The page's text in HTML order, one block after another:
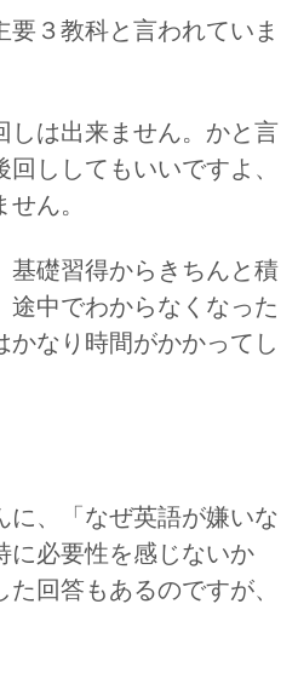
３教科と言われていま
しは出来ません。かと言
ししてもいいですよ、
ん。
基礎習得からきちんと積
途中でわからなくなった
かなり時間がかかってし
に、「なぜ英語が嫌いな
に必要性を感じないか
回答もあるのですが、